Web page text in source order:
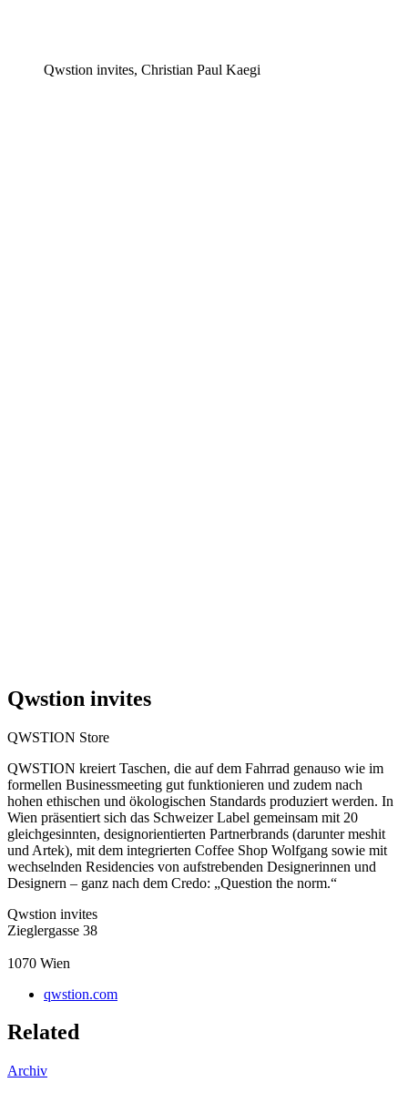
Qwstion invites, Christian Paul Kaegi
Qwstion invites
QWSTION Store
QWSTION kreiert Taschen, die auf dem Fahrrad genauso wie im
formellen Businessmeeting gut funktionieren und zudem nach
hohen ethischen und ökologischen Standards produziert werden. In
Wien präsentiert sich das Schweizer Label gemeinsam mit 20
gleichgesinnten, designorientierten Partnerbrands (darunter meshit
und Artek), mit dem integrierten Coffee Shop Wolfgang sowie mit
wechselnden Residencies von aufstrebenden Designerinnen und
Designern – ganz nach dem Credo: „Question the norm.“
Qwstion invites
Zieglergasse 38
1070 Wien
qwstion.com
Related
Archiv